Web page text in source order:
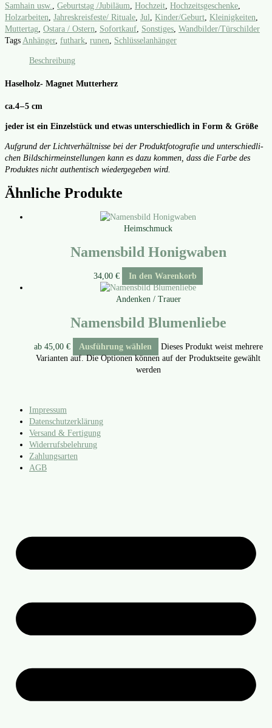
Samhain usw., Geburtstag /Jubiläum, Hochzeit, Hochzeitsgeschenke,
Holzarbeiten, Jahreskreisfeste/ Rituale, Jul, Kinder/Geburt, Kleinigkeiten,
Muttertag, Ostara / Ostern, Sofortkauf, Sonstiges, Wandbilder/Türschilder
Tags Anhänger, futhark, runen, Schlüsselanhänger
Beschreibung
Haselholz- Magnet Mutterherz
ca.4 – 5 cm
jeder ist ein Ein­zel­stück und etwas unter­schied­lich in Form & Grö­ße
Auf­grund der Licht­ver­hält­nis­se bei der Pro­dukt­fo­to­gra­fie und unter­schied­li­
chen Bild­schirm­ein­stel­lun­gen kann es dazu kom­men, dass die Far­be des
Pro­duk­tes nicht authen­tisch wie­der­ge­ge­ben wird.
Ähnliche Produkte
Heimschmuck
Namensbild Honigwaben
34,00 € In den Warenkorb
Andenken / Trauer
Namensbild Blumenliebe
ab 45,00 € Ausführung wählen
Dieses Produkt weist mehrere
Varianten auf. Die Optionen können auf der Produktseite gewählt
werden
Impressum
Datenschutzerklärung
Versand & Fertigung
Widerrufsbelehrung
Zahlungsarten
AGB